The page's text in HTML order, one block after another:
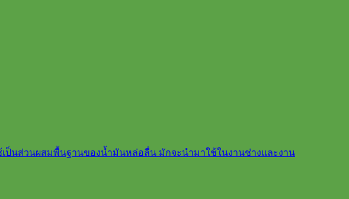
ป็นส่วนผสมพื้นฐานของน้ำมันหล่อลื่น มักจะนำมาใช้ในงานช่างและงาน